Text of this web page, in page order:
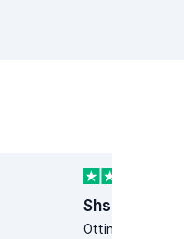
Ottimooooo